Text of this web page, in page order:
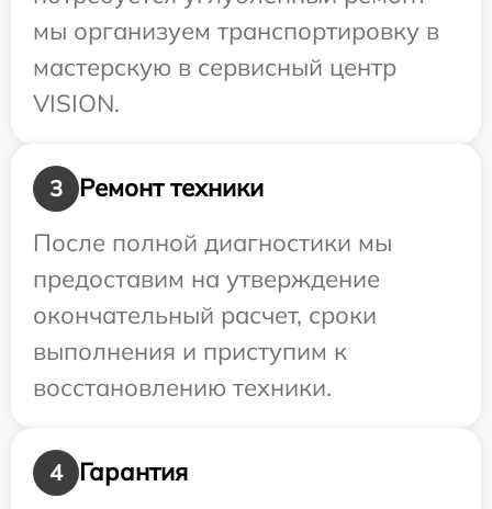
мы организуем транспортировку в
мастерскую в сервисный центр
VISION.
3
Ремонт техники
После полной диагностики мы
предоставим на утверждение
окончательный расчет, сроки
выполнения и приступим к
восстановлению техники.
4
Гарантия